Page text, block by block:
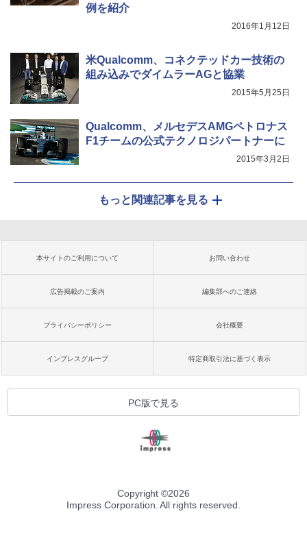
例を紹介
2016年1月12日
米Qualcomm、コネクテッドカー技術の
組み込みでダイムラーAGと協業
2015年5月25日
Qualcomm、メルセデスAMGペトロナス
F1チームの公式テクノロジパートナーに
2015年3月2日
もっと関連記事を見る
本サイトのご利用について お問い合わせ
広告掲載のご案内 編集部へのご連絡
プライバシーポリシー 会社概要
インプレスグループ 特定商取引法に基づく表示
PC版で見る
Copyright ©2026
Impress Corporation. All rights reserved.